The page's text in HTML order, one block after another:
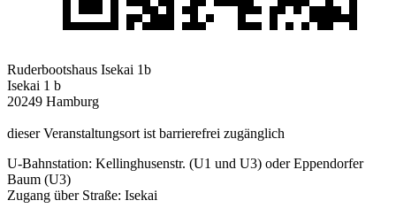
Ruderbootshaus Isekai 1b
Isekai 1 b
20249 Hamburg
dieser Veranstaltungsort ist barrierefrei zugänglich
U-Bahnstation: Kellinghusenstr. (U1 und U3) oder Eppendorfer
Baum (U3)
Zugang über Straße: Isekai